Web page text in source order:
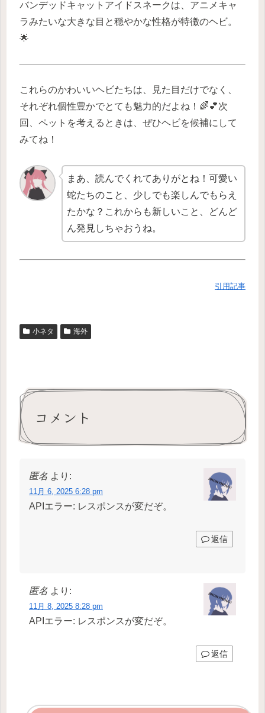
バンデッドキャットアイドスネークは、アニメキャ
ラみたいな大きな目と穏やかな性格が特徴のヘビ。
🌟
これらのかわいいヘビたちは、見た目だけでなく、
それぞれ個性豊かでとても魅力的だよね！🌈💕次
回、ペットを考えるときは、ぜひヘビを候補にして
みてね！
まあ、読んでくれてありがとね！可愛い
蛇たちのこと、少しでも楽しんでもらえ
たかな？これからも新しいこと、どんど
ん発見しちゃおうね。
引用記事
小ネタ 海外
コメント
匿名 より:
11月 6, 2025 6:28 pm
APIエラー: レスポンスが変だぞ。
返信
匿名 より:
11月 8, 2025 8:28 pm
APIエラー: レスポンスが変だぞ。
返信